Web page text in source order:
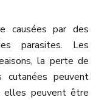
causées par des
parasites. Les
la perte de
peuvent
elles peuvent être